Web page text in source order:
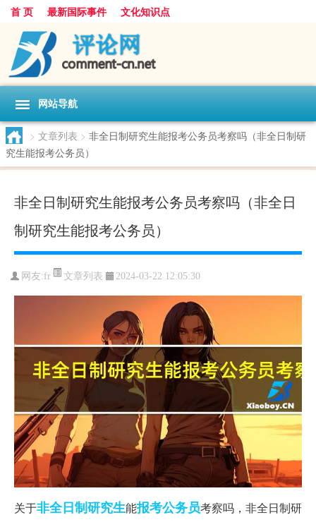
首 页 最新国际事件 文化知识点
网站导航
> 文章列表 > 非全日制研究生能报考公务员考察吗（非全日制研
究生能报考公务员）
非全日制研究生能报考公务员考察吗（非全日
制研究生能报考公务员）
网友:fr 文章列表 2024-03-22 12:05:30
关于非全日制研究生能报考公务员考察吗，非全日制研